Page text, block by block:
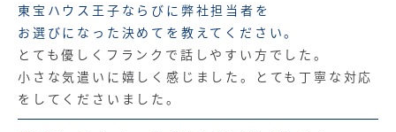
東宝ハウス王子ならびに弊社担当者を
お選びになった決めてを教えてください。
とても優しくフランクで話しやすい方でした。
小さな気遣いに嬉しく感じました。とても丁寧な対応
をしてくださいました。